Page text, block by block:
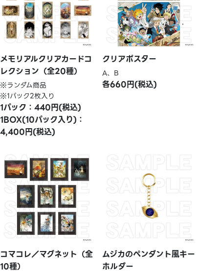
メモリアルクリアカードコ
レクション（全20種）
※ランダム商品
※1パック2枚入り
1パック：440円(税込)
1BOX(10パック入り)：
4,400円(税込)
クリアポスター
A、B
各660円(税込)
コマコレ／マグネット（全
10種）
ムジカのペンダント風キー
ホルダー